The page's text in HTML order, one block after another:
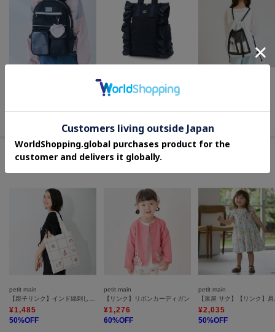
ANNA SUI mini
55%OFF
#お揃いを楽しむリンクアイテム
petit main
【親子リンク】インド綿刺しゅうトートバッグ
¥1,485
50%OFF
petit main
【リンク】リボンカーディガン
¥1,276
60%OFF
petit main
【泉屋
¥2,035
50%OFF